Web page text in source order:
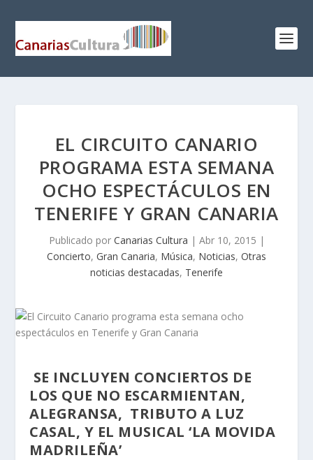
EL CIRCUITO CANARIO
PROGRAMA ESTA SEMANA
OCHO ESPECTÁCULOS EN
TENERIFE Y GRAN CANARIA
Publicado por Canarias Cultura | Abr 10, 2015 |
Concierto, Gran Canaria, Música, Noticias, Otras
noticias destacadas, Tenerife
SE INCLUYEN CONCIERTOS DE
LOS QUE NO ESCARMIENTAN,
ALEGRANSA, TRIBUTO A LUZ
CASAL, Y EL MUSICAL ‘LA MOVIDA
MADRILEÑA’